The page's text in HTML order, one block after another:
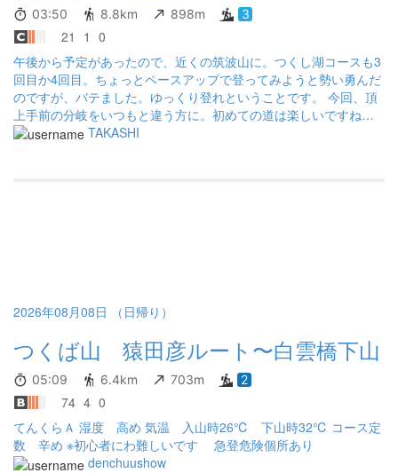
03:50 8.8km 898m 3
21 1 0
午後から予定があったので、近くの筑波山に。つくし湖コースも3
回目か4回目。ちょっとペースアップで登ってみようと勢い勇んだ
のですが、バテました。ゆっくり登れということです。 今回、頂
上手前の分岐をいつもと違う方に。初めての道は楽しいですね。
階段を上り切って仕舞えば、こちらのもの。バテたことはさっさ
TAKASHI
2026年08月08日 （日帰り）
つくば山 猿田彦ルート〜白雲橋下山
05:09 6.4km 703m 2
74 4 0
てんくらＡ 湿度 高め 気温 入山時26℃ 下山時32℃ コース定
数 辛め ※初心者にわ難しいです 急登危険個所あり
denchuushow